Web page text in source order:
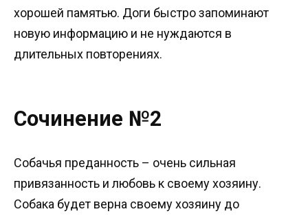
хорошей памятью. Доги быстро запоминают
новую информацию и не нуждаются в
длительных повторениях.
Сочинение №2
Собачья преданность – очень сильная
привязанность и любовь к своему хозяину.
Собака будет верна своему хозяину до